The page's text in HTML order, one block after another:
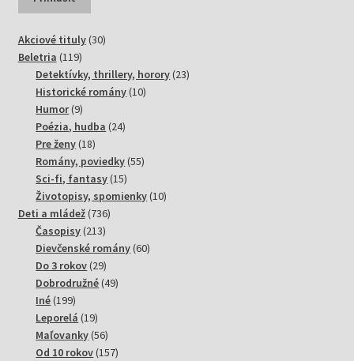
Akciové tituly 3030
Beletria 119119
produktov
Detektívky, thrillery, horory 2323
Historické romány 1010
Humor 99
produktov
Poézia, hudba 2424
Pre ženy 1818
produktov
Romány, poviedky 5555
Sci-fi, fantasy 1515
produktov
Životopisy, spomienky 1010
Deti a mládež 736736
Časopisy 213213
produktov
Dievčenské romány 6060
Do 3 rokov 2929
produktov
Dobrodružné 4949
Iné 199199
produktov
Leporelá 1919
produktov
Maľovanky 5656
produktov
Od 10 rokov 157157